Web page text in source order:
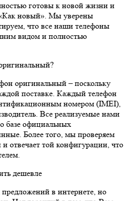
готовы к новой жизни и
новый». Мы уверены
что все наши телефоны
видом и полностью
оригинальный – поскольку
поставке. Каждый телефон
номером (IMEI),
Все реализуемые нами
базе официальных
Более того, мы проверяем
отвечает той конфигурации, что
дешевле
в интернете, но